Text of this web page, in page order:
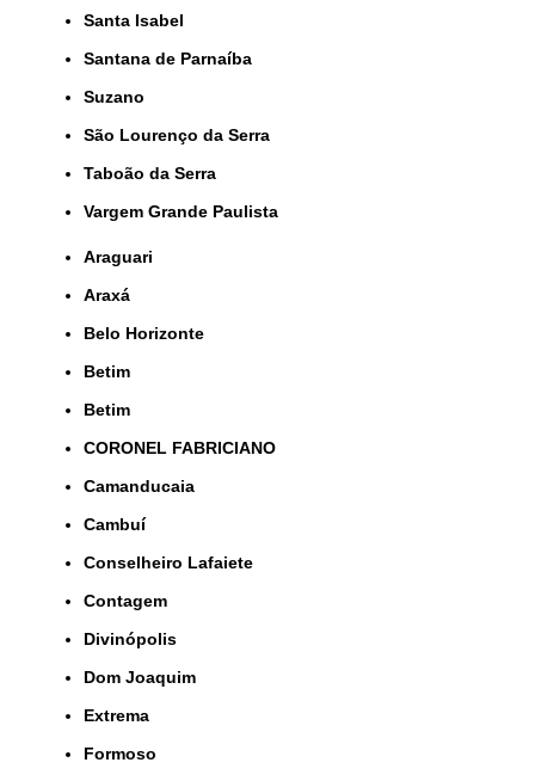
Santa Isabel
Santana de Parnaíba
Suzano
São Lourenço da Serra
Taboão da Serra
Vargem Grande Paulista
Araguari
Araxá
Belo Horizonte
Betim
Betim
CORONEL FABRICIANO
Camanducaia
Cambuí
Conselheiro Lafaiete
Contagem
Divinópolis
Dom Joaquim
Extrema
Formoso